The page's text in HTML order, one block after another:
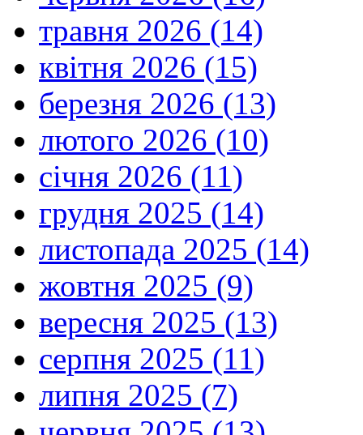
травня 2026 (14)
квітня 2026 (15)
березня 2026 (13)
лютого 2026 (10)
січня 2026 (11)
грудня 2025 (14)
листопада 2025 (14)
жовтня 2025 (9)
вересня 2025 (13)
серпня 2025 (11)
липня 2025 (7)